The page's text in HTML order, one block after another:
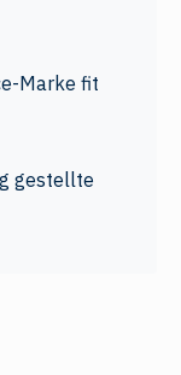
Marke fit
gestellte